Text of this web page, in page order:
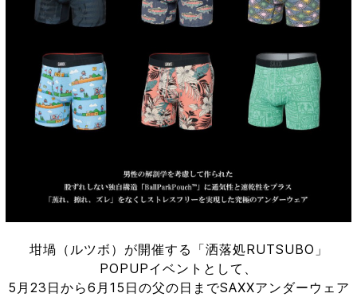
坩堝（ルツボ）が開催する「洒落処RUTSUBO」
POPUPイベントとして、
5月23日から6月15日の父の日までSAXXアンダーウェア